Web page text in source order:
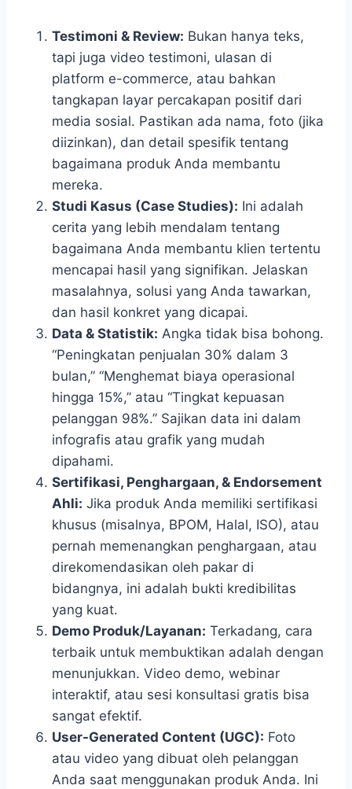
Testimoni & Review: Bukan hanya teks,
tapi juga video testimoni, ulasan di
platform e-commerce, atau bahkan
tangkapan layar percakapan positif dari
media sosial. Pastikan ada nama, foto (jika
diizinkan), dan detail spesifik tentang
bagaimana produk Anda membantu
mereka.
Studi Kasus (Case Studies): Ini adalah
cerita yang lebih mendalam tentang
bagaimana Anda membantu klien tertentu
mencapai hasil yang signifikan. Jelaskan
masalahnya, solusi yang Anda tawarkan,
dan hasil konkret yang dicapai.
Data & Statistik: Angka tidak bisa bohong.
“Peningkatan penjualan 30% dalam 3
bulan,” “Menghemat biaya operasional
hingga 15%,” atau “Tingkat kepuasan
pelanggan 98%.” Sajikan data ini dalam
infografis atau grafik yang mudah
dipahami.
Sertifikasi, Penghargaan, & Endorsement
Ahli: Jika produk Anda memiliki sertifikasi
khusus (misalnya, BPOM, Halal, ISO), atau
pernah memenangkan penghargaan, atau
direkomendasikan oleh pakar di
bidangnya, ini adalah bukti kredibilitas
yang kuat.
Demo Produk/Layanan: Terkadang, cara
terbaik untuk membuktikan adalah dengan
menunjukkan. Video demo, webinar
interaktif, atau sesi konsultasi gratis bisa
sangat efektif.
User-Generated Content (UGC): Foto
atau video yang dibuat oleh pelanggan
Anda saat menggunakan produk Anda. Ini